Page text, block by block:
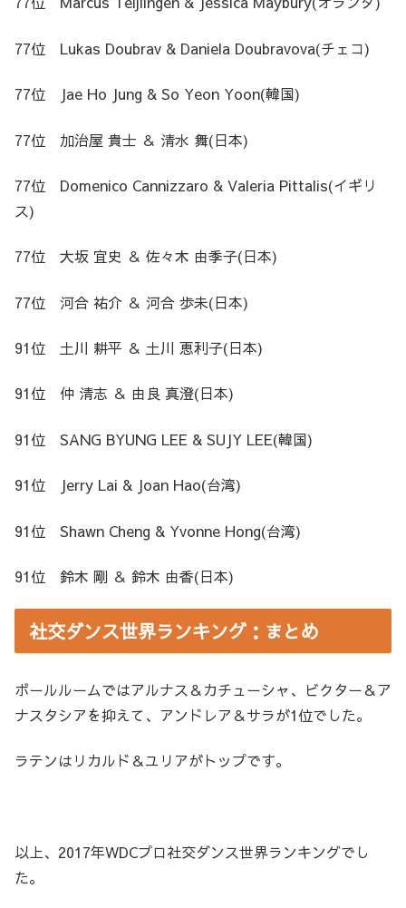
77位 Lukas Doubrav & Daniela Doubravova(チェコ)
77位 Jae Ho Jung & So Yeon Yoon(韓国)
77位 加治屋 貴士 ＆ 清水 舞(日本)
77位 Domenico Cannizzaro & Valeria Pittalis(イギリ
ス)
77位 大坂 宜史 ＆ 佐々木 由季子(日本)
77位 河合 祐介 ＆ 河合 歩未(日本)
91位 土川 耕平 ＆ 土川 恵利子(日本)
91位 仲 清志 ＆ 由良 真澄(日本)
91位 SANG BYUNG LEE & SUJY LEE(韓国)
91位 Jerry Lai & Joan Hao(台湾)
91位 Shawn Cheng & Yvonne Hong(台湾)
91位 鈴木 剛 ＆ 鈴木 由香(日本)
社交ダンス世界ランキング：まとめ
ボールルームではアルナス＆カチューシャ、ビクター＆ア
ナスタシアを抑えて、アンドレア＆サラが1位でした。
ラテンはリカルド＆ユリアがトップです。
以上、2017年WDCプロ社交ダンス世界ランキングでし
た。